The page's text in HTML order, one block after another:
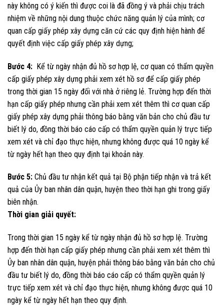
này không có ý kiến thì được coi là đã đồng ý và phải chịu trách
nhiệm về những nội dung thuộc chức năng quản lý của mình; cơ
quan cấp giấy phép xây dựng căn cứ các quy định hiện hành để
quyết định việc cấp giấy phép xây dựng;
Bước 4: Kể từ ngày nhận đủ hồ sơ hợp lệ, cơ quan có thẩm quyền
cấp giấy phép xây dựng phải xem xét hồ sơ để cấp giấy phép
trong thời gian 15 ngày đối với nhà ở riêng lẻ. Trường hợp đến thời
hạn cấp giấy phép nhưng cần phải xem xét thêm thì cơ quan cấp
giấy phép xây dựng phải thông báo bằng văn bản cho chủ đầu tư
biết lý do, đồng thời báo cáo cấp có thẩm quyền quản lý trực tiếp
xem xét và chỉ đạo thực hiện, nhưng không được quá 10 ngày kể
từ ngày hết hạn theo quy định tại khoản này.
Bước 5: Chủ đầu tư nhận kết quả tại Bộ phận tiếp nhận và trả kết
quả của Ủy ban nhân dân quận, huyện theo thời hạn ghi trong giấy
biên nhận.
Thời gian giải quyết:
Trong thời gian 15 ngày kể từ ngày nhận đủ hồ sơ hợp lệ. Trường
hợp đến thời hạn cấp giấy phép nhưng cần phải xem xét thêm thì
Ủy ban nhân dân quận, huyện phải thông báo bằng văn bản cho chủ
đầu tư biết lý do, đồng thời báo cáo cấp có thẩm quyền quản lý
trực tiếp xem xét và chỉ đạo thực hiện, nhưng không được quá 10
ngày kể từ ngày hết hạn theo quy định.